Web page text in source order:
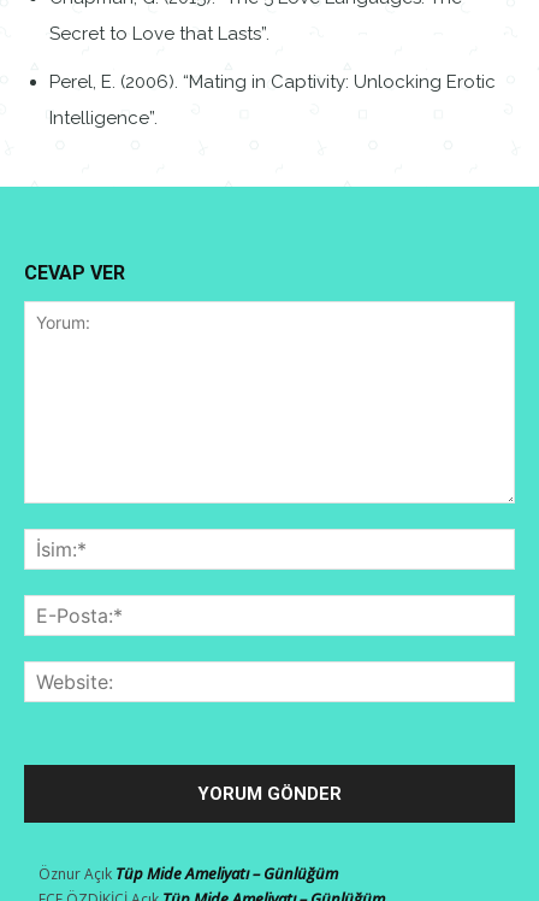
Secret to Love that Lasts”.
Perel, E. (2006). “Mating in Captivity: Unlocking Erotic
Intelligence”.
CEVAP VER
ÖznurAçık Tüp Mide Ameliyatı – Günlüğüm